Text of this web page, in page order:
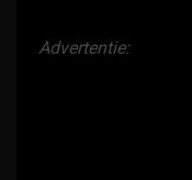
Advertentie: